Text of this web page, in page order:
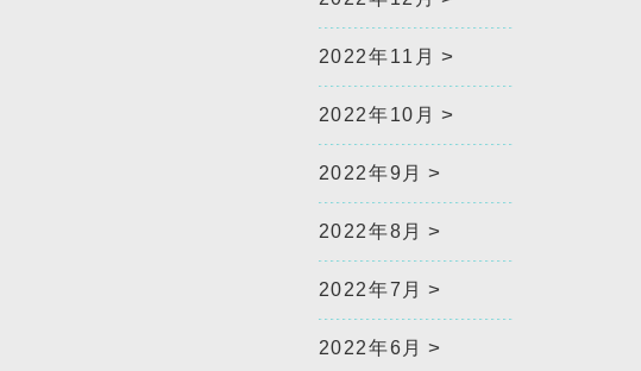
2022年11月
2022年10月
2022年9月
2022年8月
2022年7月
2022年6月